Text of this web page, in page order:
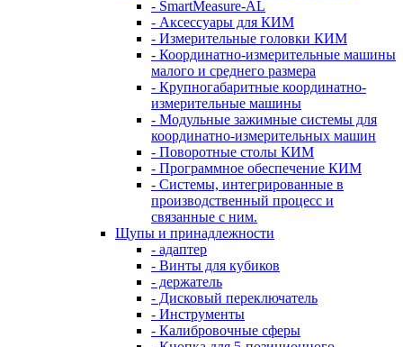
- SmartMeasure-AL
- Аксессуары для КИМ
- Измерительные головки КИМ
- Координатно-измерительные машины
малого и среднего размера
- Крупногабаритные координатно-
измерительные машины
- Модульные зажимные системы для
координатно-измерительных машин
- Поворотные столы КИМ
- Программное обеспечение КИМ
- Системы, интегрированные в
производственный процесс и
связанные с ним.
Щупы и принадлежности
- адаптер
- Винты для кубиков
- держатель
- Дисковый переключатель
- Инструменты
- Калибровочные сферы